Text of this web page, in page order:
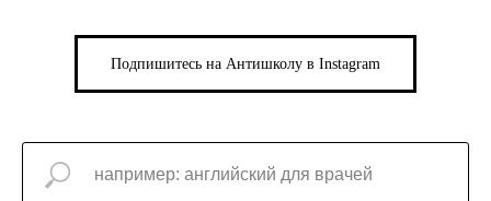
Подпишитесь на Антишколу в Instagram